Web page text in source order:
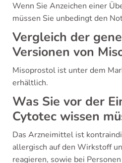
Wenn Sie Anzeichen einer
müssen Sie unbedingt den
Vergleich der
Versionen von
Misoprostol ist unter dem
erhältlich.
Was Sie vor der
Cytotec wissen
Das Arzneimittel ist
allergisch auf den Wirkstoff
reagieren, sowie bei